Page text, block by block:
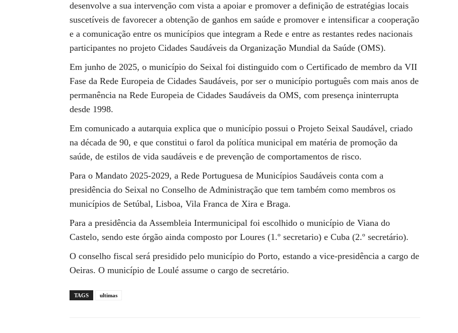
desenvolve a sua intervenção com vista a apoiar e promover a definição de estratégias locais
suscetíveis de favorecer a obtenção de ganhos em saúde e promover e intensificar a cooperação
e a comunicação entre os municípios que integram a Rede e entre as restantes redes nacionais
participantes no projeto Cidades Saudáveis da Organização Mundial da Saúde (OMS).
Em junho de 2025, o município do Seixal foi distinguido com o Certificado de membro da VII
Fase da Rede Europeia de Cidades Saudáveis, por ser o município português com mais anos de
permanência na Rede Europeia de Cidades Saudáveis da OMS, com presença ininterrupta
desde 1998.
Em comunicado a autarquia explica que o município possui o Projeto Seixal Saudável, criado
na década de 90, e que constitui o farol da política municipal em matéria de promoção da
saúde, de estilos de vida saudáveis e de prevenção de comportamentos de risco.
Para o Mandato 2025-2029, a Rede Portuguesa de Municípios Saudáveis conta com a
presidência do Seixal no Conselho de Administração que tem também como membros os
municípios de Setúbal, Lisboa, Vila Franca de Xira e Braga.
Para a presidência da Assembleia Intermunicipal foi escolhido o município de Viana do
Castelo, sendo este órgão ainda composto por Loures (1.º secretario) e Cuba (2.º secretário).
O conselho fiscal será presidido pelo município do Porto, estando a vice-presidência a cargo de
Oeiras. O município de Loulé assume o cargo de secretário.
TAGS ultimas